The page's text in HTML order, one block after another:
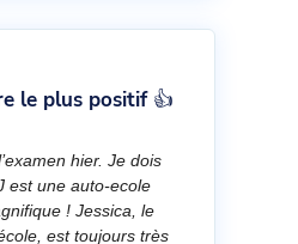
le plus positif 👍
hier. Je dois
est une auto-ecole
! Jessica, le
est toujours très